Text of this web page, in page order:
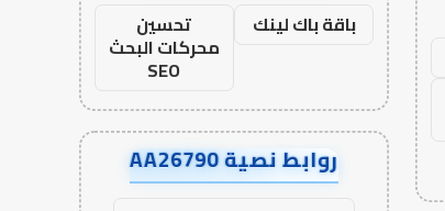
باقة باك لينك تحسين
محركات البحث
SEO
روابط نصية AA26790